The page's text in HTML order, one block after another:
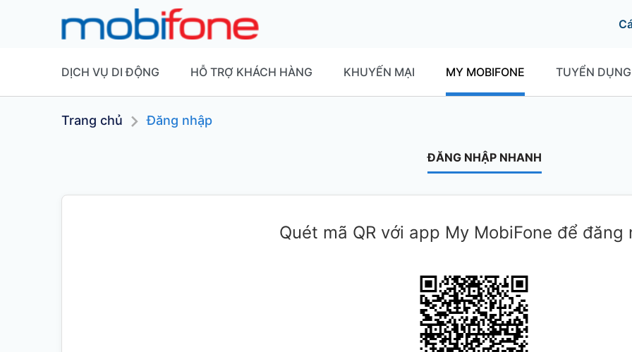
DỊCH VỤ DI ĐỘNG HỖ TRỢ KHÁCH HÀNG KHUYẾN MẠI MY MOBIFONE TUYỂN DỤNG
Trang chủ Đăng nhập
ĐĂNG NHẬP NHANH
Quét mã QR với app My MobiFone để đăng